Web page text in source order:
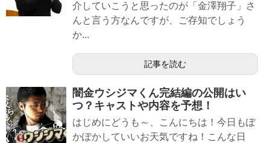
介していこうと思ったのが「金澤翔子」さ
んと言う方なんですが、ご存知でしょう
か...
記事を読む
闇金ウシジマくん完結編の公開はい
つ？キャストや内容を予想！
はじめにどうも～、こんにちは！今日もぽ
かぽかしていいお天気ですね！こんな日